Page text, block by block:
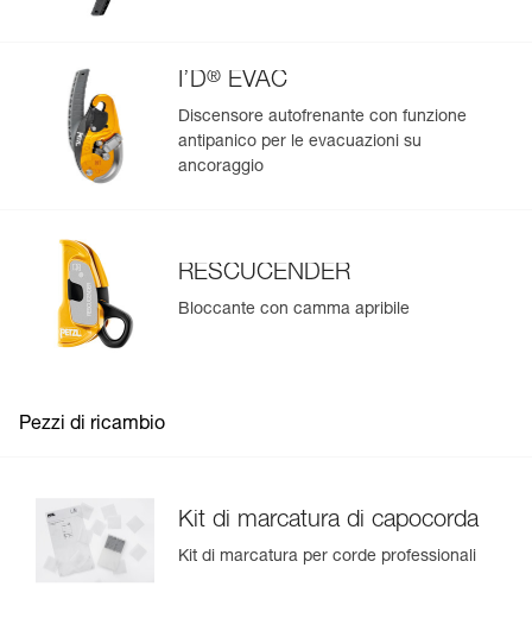
I’D® EVAC
Discensore autofrenante con funzione
antipanico per le evacuazioni su
ancoraggio
RESCUCENDER
Bloccante con camma apribile
Pezzi di ricambio
Kit di marcatura di capocorda
Kit di marcatura per corde professionali